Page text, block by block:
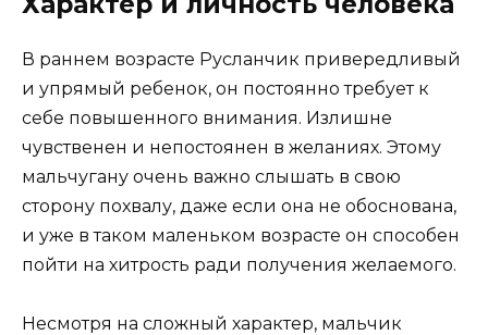
В раннем возрасте Русланчик привередливый
и упрямый ребенок, он постоянно требует к
себе повышенного внимания. Излишне
чувственен и непостоянен в желаниях. Этому
мальчугану очень важно слышать в свою
сторону похвалу, даже если она не обоснована,
и уже в таком маленьком возрасте он способен
пойти на хитрость ради получения желаемого.
Несмотря на сложный характер, мальчик